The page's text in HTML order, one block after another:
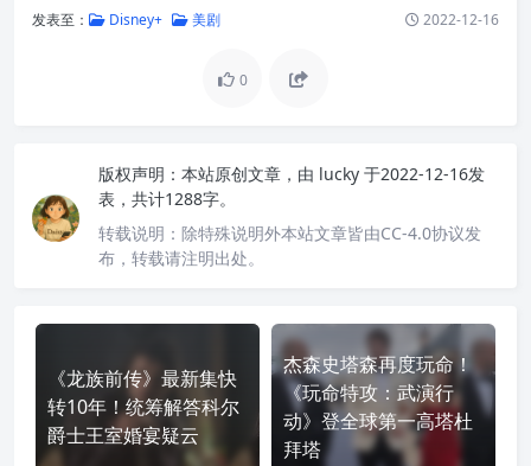
发表至： Disney+ 美剧 2022-12-16
0
版权声明： 本站原创文章，由 lucky 于2022-12-16发
表，共计1288字。
转载说明： 除特殊说明外本站文章皆由CC-4.0协议发
布，转载请注明出处。
《龙族前传》最新集快
转10年！统筹解答科尔
爵士王室婚宴疑云
杰森史塔森再度玩命！
《玩命特攻：武演行
动》登全球第一高塔杜
拜塔